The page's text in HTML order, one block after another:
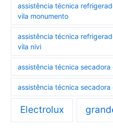
assistência técnica
vila monumento
assistência técnica
vila nivi
assistência técnica
assistência técnica
Electrolux